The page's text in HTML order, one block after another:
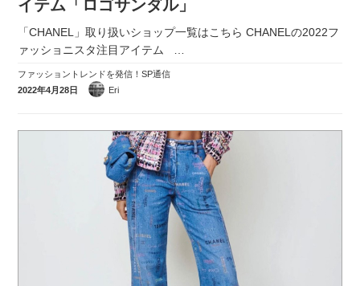
イテム「ロゴサンダル」
「CHANEL」取り扱いショップ一覧はこちら CHANELの2022フ
ァッショニスタ注目アイテム
ファッショントレンドを発信！SP通信
2022年4月28日
Eri